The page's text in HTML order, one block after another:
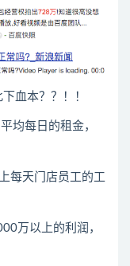
血本？？！！
均每日的租金，
每天门店员工的工
万以上的利润，